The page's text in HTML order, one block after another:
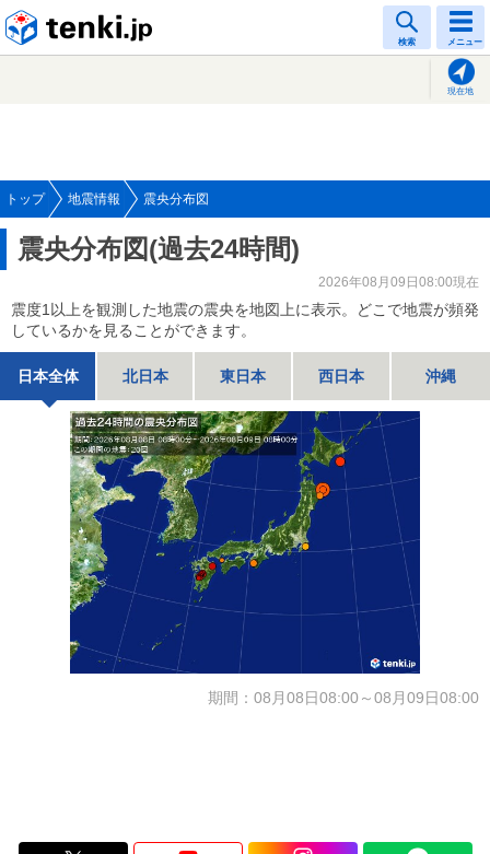
検索 メニュー
現在地
トップ 地震情報 震央分布図
震央分布図(過去24時間)
2026年08月09日08:00現在
震度1以上を観測した地震の震央を地図上に表示。どこで地震が頻発
しているかを見ることができます。
日本全体 北日本 東日本 西日本 沖縄
期間：08月08日08:00～08月09日08:00